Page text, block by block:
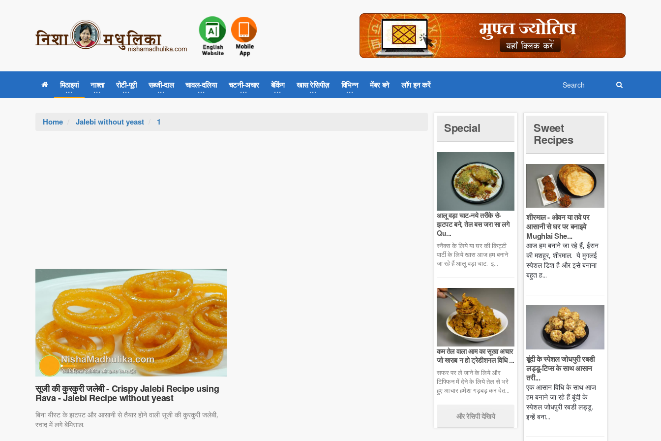
मिठाइयां नाश्ता रोटी-पूरी सब्जी-दाल चावल-दलिया चटनी-अचार बेकिंग खास रेसिपीज़ विभिन्न मेंबर बने लॉग इन करें
Home Jalebi without yeast 1
सूजी की कुरकुरी जलेबी - Crispy Jalebi Recipe using
Rava - Jalebi Recipe without yeast
बिना यीस्ट के झटपट और आसानी से तैयार होने वाली सूजी की कुरकुरी जलेबी,
स्वाद में लगे बेमिसाल.
Special
आलू वड़ा चाट-नये तरीके से-
झटपट बने, तेल बस जरा सा लगे
Qu...
स्नैक्स के लिये या घर की किट्टी
पार्टी के लिये खास आज हम बनाने
जा रहे हैं आलू वड़ा चाट. इ...
कम तेल वाला आम का सूखा अचार
जो खराब न हो ट्रेडीशनल विधि ...
सफर पर ले जाने के लिये और
टिफ्फिन में देने के लिये तेल से भरे
हुए आचार हमेशा गड़बड़ कर देत...
और रेसिपी देखिये
Sweet
Recipes
शीरमाल - ओवन या तवे पर
आसानी से घर पर बनाइये
Mughlai She...
आज हम बनाने जा रहे हैं, ईरान
की मशहूर, शीरमाल. ये मुगलई
स्पेशल डिश है और इसे बनाना
बहुत ह...
बूंदी के स्पेशल जोधपुरी रबडी
लड्डू-टिप्स के साथ आसान
तरी...
एक आसान विधि के साथ आज
हम बनाने जा रहे हैं बूंदी के
स्पेशल जोधपुरी रबडी लड्डू.
इन्हें बना...